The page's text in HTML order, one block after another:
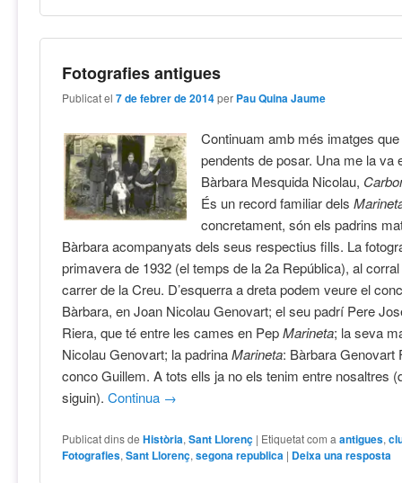
Fotografies antigues
Publicat el7 de febrer de 2014 per Pau Quina Jaume
Continuam amb més imatges
pendents de posar. Una me la va
Bàrbara Mesquida Nicolau,
És un record familiar dels
concretament, són els padrins
Bàrbara acompanyats dels seus respectius fills. La
primavera de 1932 (el temps de la 2a República), al corral
carrer de la Creu. D’esquerra a dreta podem veure el
Bàrbara, en Joan Nicolau Genovart; el seu padrí Pere
Riera, que té entre les cames en PepMarineta; la seva
Nicolau Genovart; la padrinaMarineta: Bàrbara Genovart
conco Guillem. A tots ells ja no els tenim entre nosaltres
siguin).Continua →
Publicat dins de Història,Sant Llorenç | Etiquetat com a antigues,
Fotografies,Sant Llorenç,segona republica | Deixa una resposta